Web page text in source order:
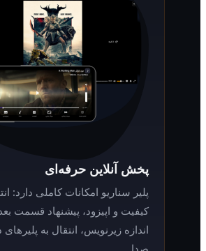
پخش آنلاین حرفه‌ای
پلیر سناریو امکانات کاملی دارد: انتخاب
کیفیت و اپیزود، پیشنهاد قسمت بعدی، تغییر
اندازه زیرنویس، انتقال به پلیرهای دیگر و تغییر